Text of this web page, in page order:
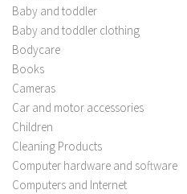
Baby and toddler
Baby and toddler clothing
Bodycare
Books
Cameras
Car and motor accessories
Children
Cleaning Products
Computer hardware and software
Computers and Internet